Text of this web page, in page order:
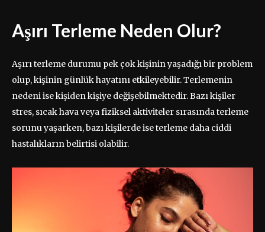
Aşırı Terleme Neden Olur?
Aşırı terleme durumu pek çok kişinin yaşadığı bir problem
olup, kişinin günlük hayatını etkileyebilir. Terlemenin
nedeni ise kişiden kişiye değişebilmektedir. Bazı kişiler
stres, sıcak hava veya fiziksel aktiviteler sırasında terleme
sorunu yaşarken, bazı kişilerde ise terleme daha ciddi
hastalıkların belirtisi olabilir.